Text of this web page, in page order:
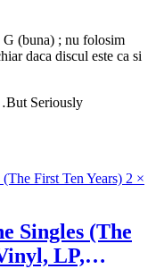
(buna) ; nu folosim
daca discul este ca si
Seriously